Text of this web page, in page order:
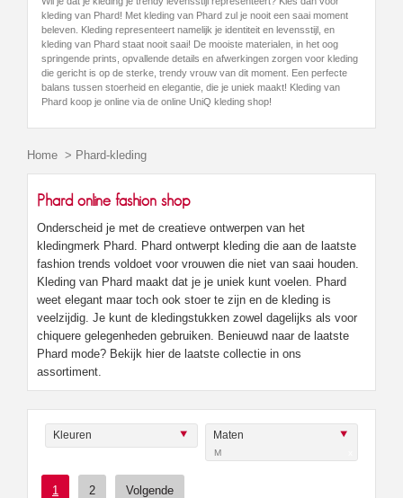
kleding van Phard! Met kleding van Phard zul je nooit een saai moment
beleven. Kleding representeert namelijk je identiteit en levensstijl, en
kleding van Phard staat nooit saai! De mooiste materialen, in het oog
springende prints, opvallende details en afwerkingen zorgen voor kleding
die gericht is op de sterke, trendy vrouw van dit moment. Een perfecte
balans tussen stoerheid en elegantie, die je uniek maakt! Kleding van
Phard koop je online via de online UniQ kleding shop!
Home > Phard-kleding
Phard online fashion shop
Onderscheid je met de creatieve ontwerpen van het
kledingmerk Phard. Phard ontwerpt kleding die aan de laatste
fashion trends voldoet voor vrouwen die niet van saai houden.
Kleding van Phard maakt dat je je uniek kunt voelen. Phard
weet elegant maar toch ook stoer te zijn en de kleding is
veelzijdig. Je kunt de kledingstukken zowel dagelijks als voor
chiquere gelegenheden gebruiken. Benieuwd naar de laatste
Phard mode? Bekijk hier de laatste collectie in ons
assortiment.
Kleuren Maten
M
1 2 Volgende